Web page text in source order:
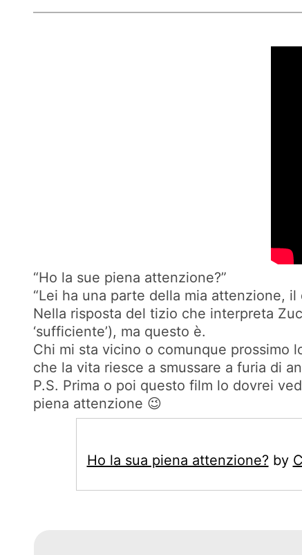
“Ho la sue piena attenzione?”
“Lei ha una parte della mia attenzione,
Nella risposta del tizio che interpreta
‘sufficiente’), ma questo è.
Chi mi sta vicino o comunque prossimo
che la vita riesce a smussare a furia di
P.S. Prima o poi questo film lo dovrei
piena attenzione 😉
Ho la sua piena attenzione? by